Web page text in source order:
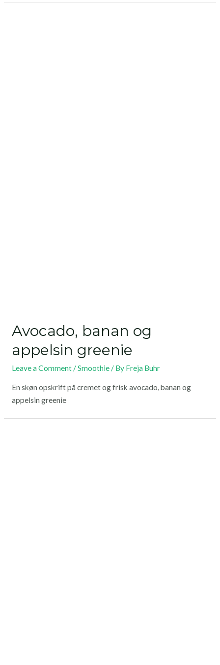
Avocado, banan og
appelsin greenie
Leave a Comment /Smoothie/ By Freja Buhr
En skøn opskrift på cremet og frisk avocado, banan og
appelsin greenie